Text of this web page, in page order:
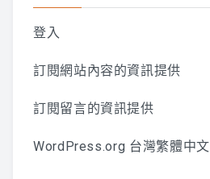
登入
訂閱網站內容的資訊提供
訂閱留言的資訊提供
WordPress.org 台灣繁體中文